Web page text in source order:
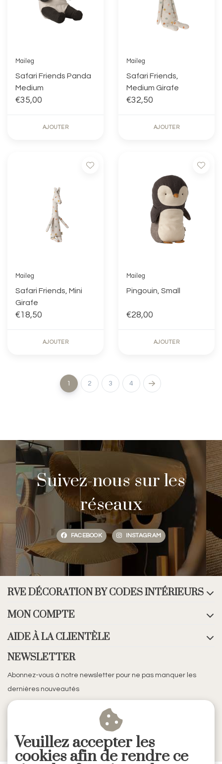
Maileg
Safari Friends Panda
Medium
€35,00
AJOUTER
Maileg
Safari Friends,
Medium Girafe
€32,50
AJOUTER
Maileg
Safari Friends, Mini
Girafe
€18,50
AJOUTER
Maileg
Pingouin, Small
€28,00
AJOUTER
1 2 3 4
Suivez-nous sur les
réseaux
FACEBOOK INSTAGRAM
RVE DÉCORATION BY CODES INTÉRIEURS
MON COMPTE
AIDE À LA CLIENTÈLE
NEWSLETTER
Abonnez-vous à notre newsletter pour ne pas manquer les
dernières nouveautés
S'ABONNER
Veuillez accepter les
cookies afin de rendre ce